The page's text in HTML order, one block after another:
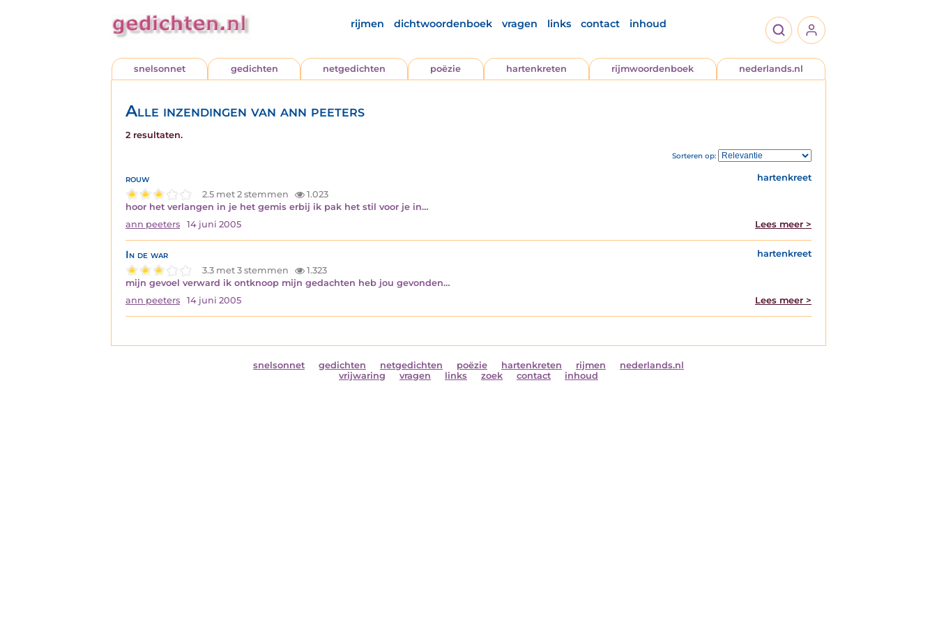
rijmen dichtwoordenboek vragen links contact inhoud
snelsonnet gedichten netgedichten poëzie hartenkreten rijmwoordenboek nederlands.nl
Alle inzendingen van ann peeters
2 resultaten.
Sorteren op:
rouw
hartenkreet
2.5 met 2 stemmen
1.023
hoor het verlangen in je het gemis erbij ik pak het stil voor je in…
ann peeters
14 juni 2005 Lees meer >
In de war
hartenkreet
3.3 met 3 stemmen
1.323
mijn gevoel verward ik ontknoop mijn gedachten heb jou gevonden…
ann peeters
14 juni 2005 Lees meer >
snelsonnet gedichten netgedichten poëzie hartenkreten rijmen
nederlands.nl
vrijwaring
vragen links zoek contact inhoud